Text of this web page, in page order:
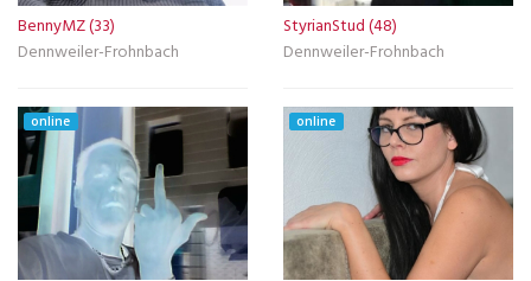
BennyMZ (33)
Dennweiler-Frohnbach
StyrianStud (48)
Dennweiler-Frohnbach
online online